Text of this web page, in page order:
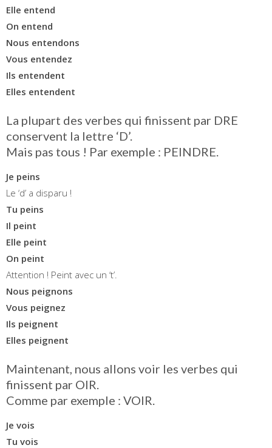
Elle entend
On entend
Nous entendons
Vous entendez
Ils entendent
Elles entendent
La plupart des verbes qui finissent par DRE
conservent la lettre ‘D’.
Mais pas tous ! Par exemple : PEINDRE.
Je peins
Le ‘d’ a disparu !
Tu peins
Il peint
Elle peint
On peint
Attention ! Peint avec un ‘t’.
Nous peignons
Vous peignez
Ils peignent
Elles peignent
Maintenant, nous allons voir les verbes qui
finissent par OIR.
Comme par exemple : VOIR.
Je vois
Tu vois